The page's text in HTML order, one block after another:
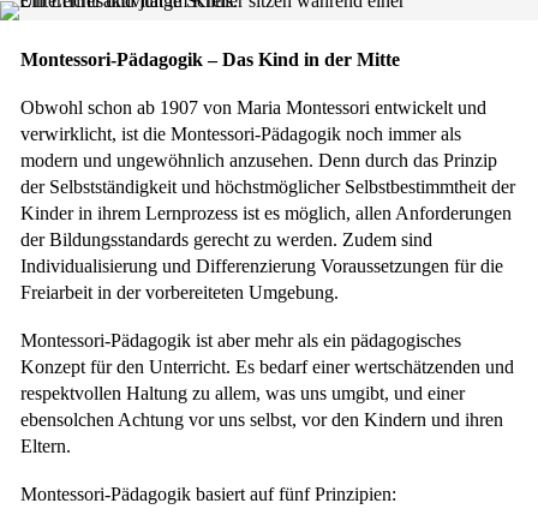
Montessori-Pädagogik – Das Kind in der Mitte
Obwohl schon ab 1907 von Maria Montessori entwickelt und
verwirklicht, ist die Montessori-Pädagogik noch immer als
modern und ungewöhnlich anzusehen. Denn durch das Prinzip
der Selbstständigkeit und höchstmöglicher Selbstbestimmtheit der
Kinder in ihrem Lernprozess ist es möglich, allen Anforderungen
der Bildungsstandards gerecht zu werden. Zudem sind
Individualisierung und Differenzierung Voraussetzungen für die
Freiarbeit in der vorbereiteten Umgebung.
Montessori-Pädagogik ist aber mehr als ein pädagogisches
Konzept für den Unterricht. Es bedarf einer wertschätzenden und
respektvollen Haltung zu allem, was uns umgibt, und einer
ebensolchen Achtung vor uns selbst, vor den Kindern und ihren
Eltern.
Montessori-Pädagogik basiert auf fünf Prinzipien: